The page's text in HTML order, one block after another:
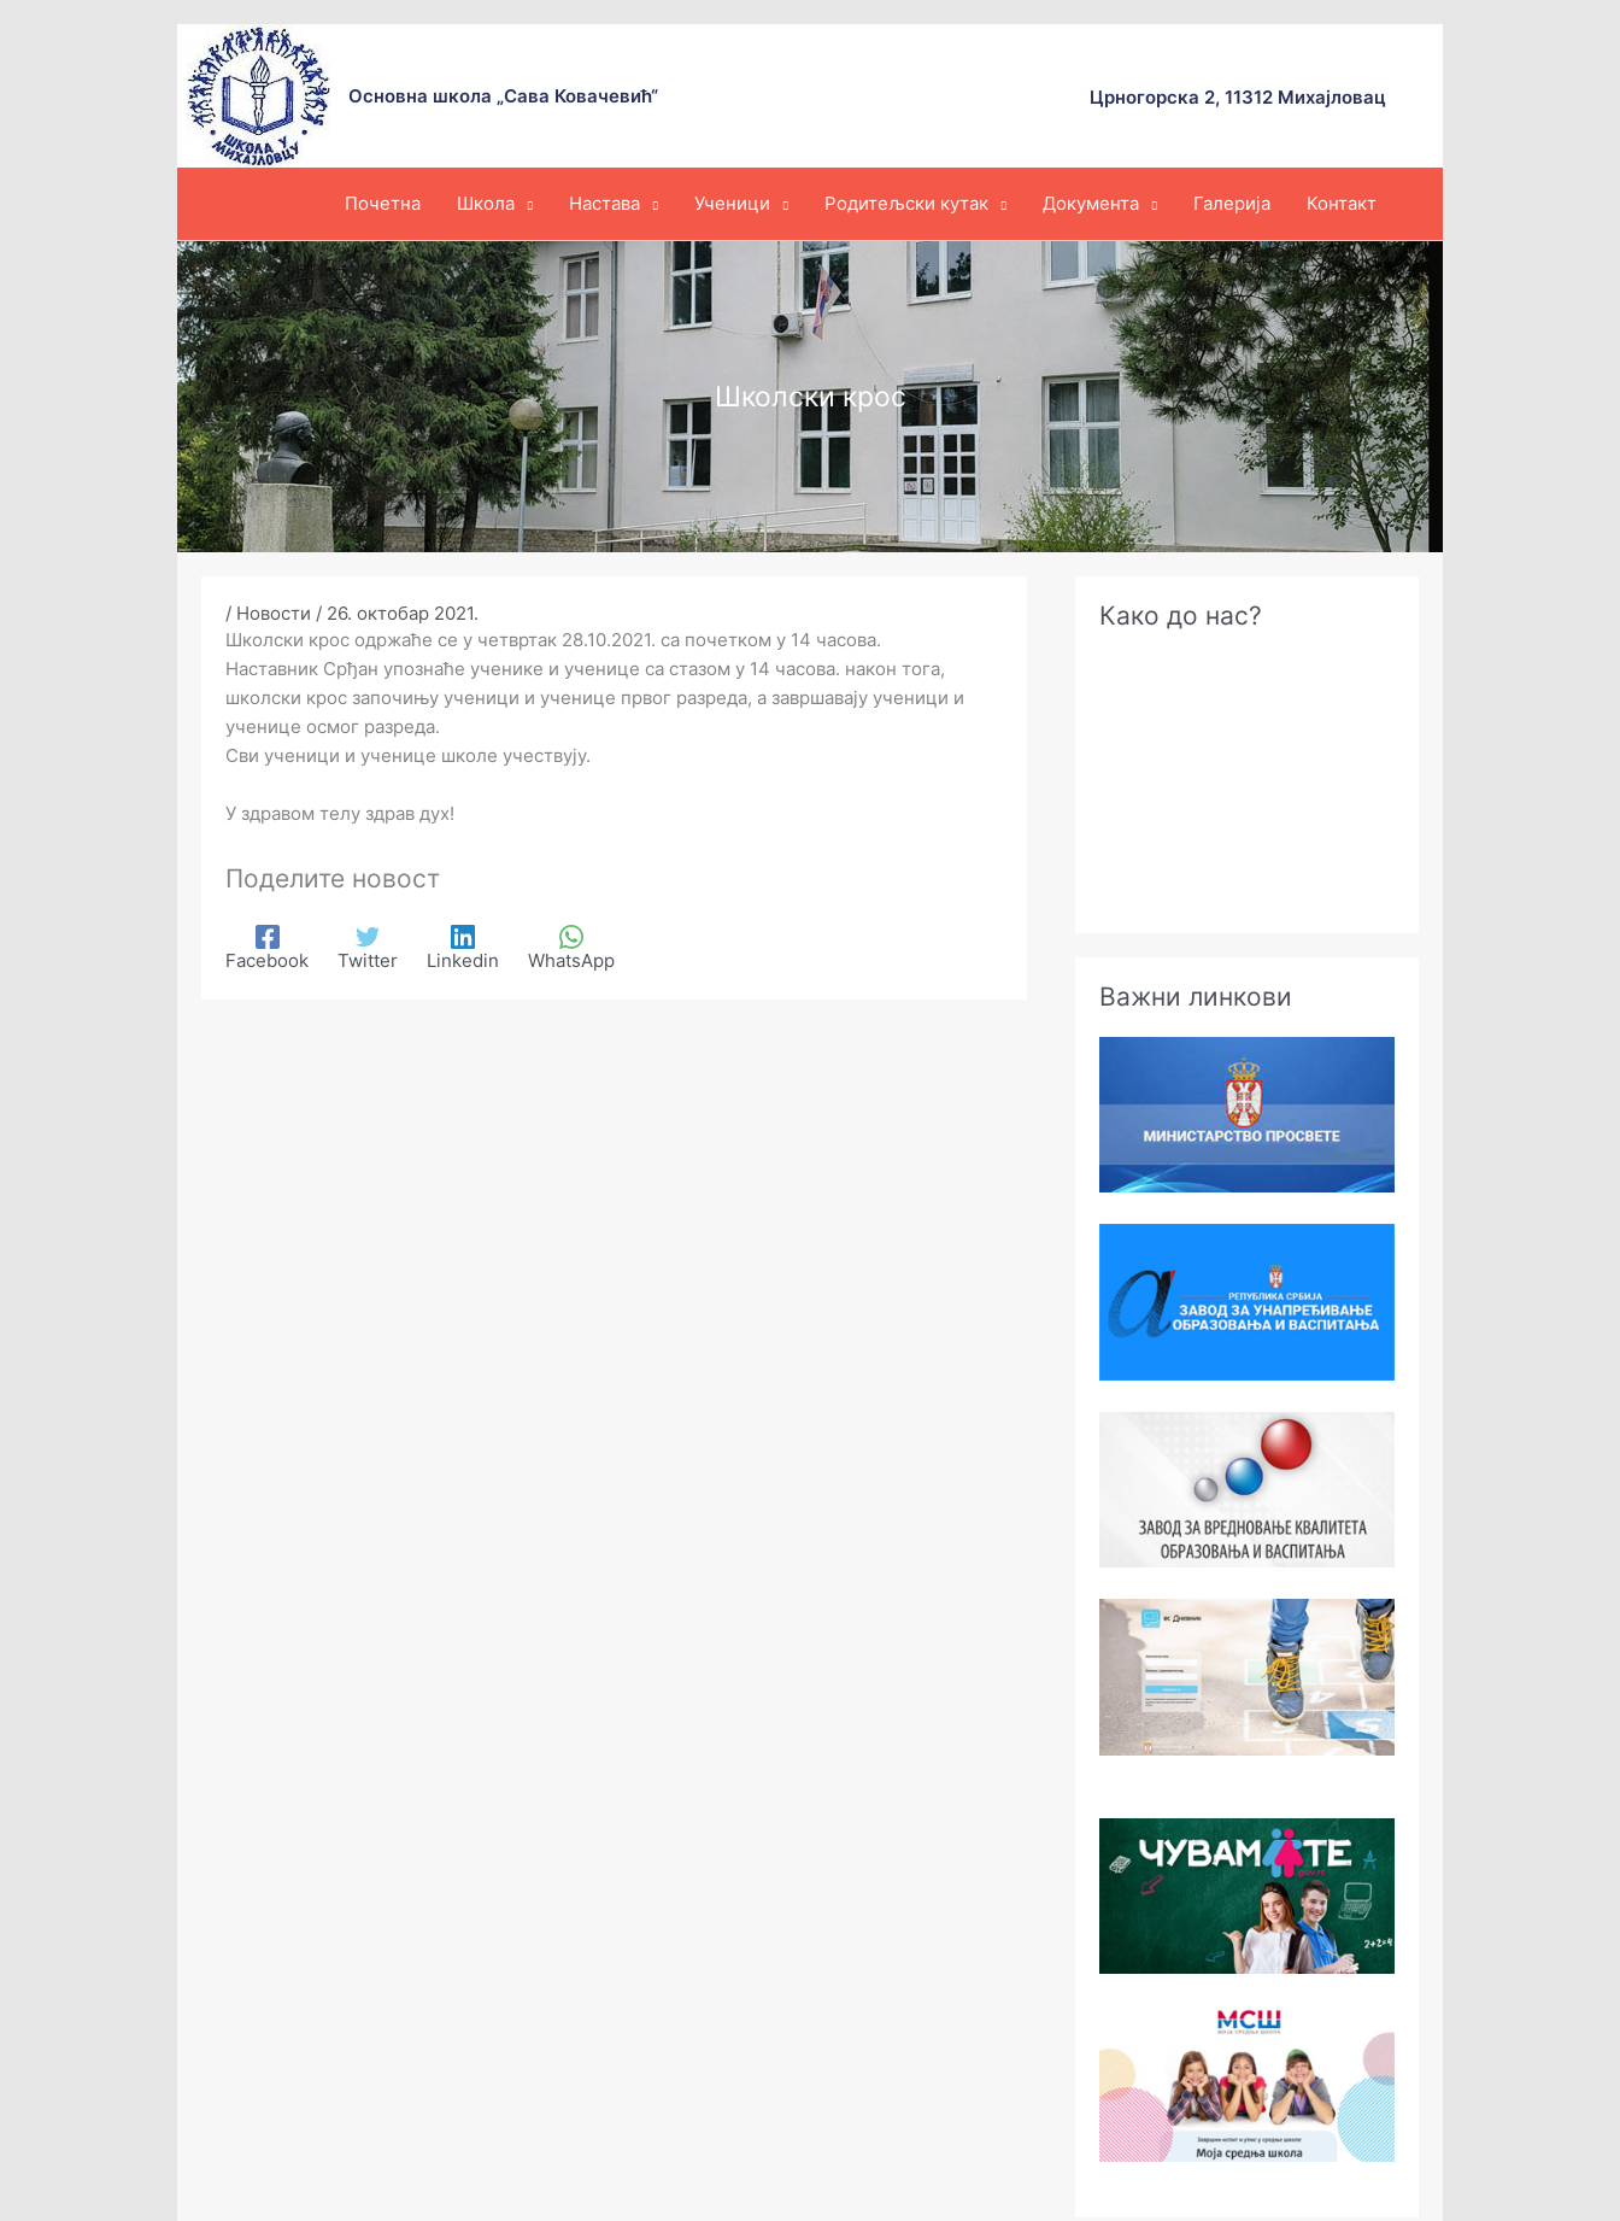
Основна школа „Сава Ковачевић“ Црногорска 2, 11312 Михајловац
Почетна Школа Настава Ученици Родитељски кутак Документа Галерија Контакт
Школски крос
/ Новости / 26. октобар 2021.
Школски крос одржаће се у четвртак 28.10.2021. са почетком у 14 часова.
Наставник Срђан упознаће ученике и ученице са стазом у 14 часова. након тога,
школски крос започињу ученици и ученице првог разреда, а завршавају ученици и
ученице осмог разреда.
Сви ученици и ученице школе учествују.
У здравом телу здрав дух!
Поделите новост
Facebook Twitter Linkedin WhatsApp
Како до нас?
Важни линкови
р